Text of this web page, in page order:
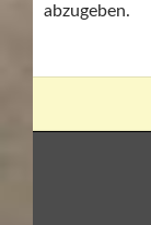
abzugeben.